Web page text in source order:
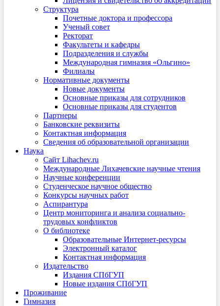
Структура
Почетные доктора и профессора
Ученый совет
Ректорат
Факультеты и кафедры
Подразделения и службы
Международная гимназия «Ольгино»
Филиалы
Нормативные документы
Новые документы
Основные приказы для сотрудников
Основные приказы для студентов
Партнеры
Банковские реквизиты
Контактная информация
Сведения об образовательной организации
Наука
Сайт Lihachev.ru
Международные Лихачевские научные чтения
Научные конференции
Студенческое научное общество
Конкурсы научных работ
Аспирантура
Центр мониторинга и анализа социально-
трудовых конфликтов
О библиотеке
Образовательные Интернет-ресурсы
Электронный каталог
Контактная информация
Издательство
Издания СПбГУП
Новые издания СПбГУП
Проживание
Гимназия